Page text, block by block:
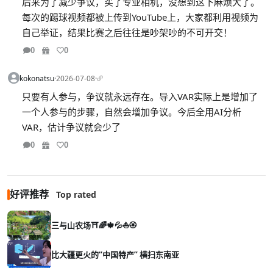
每次的踢球视频都被上传到YouTube上，大家都利用视频为
自己举证，结果比赛之后往往是吵架吵的不可开交！
0 0
kokonatsu·2026-07-08·
只要有人参与，争议就永远存在。导入VAR实际上是增加了
一个人参与的步骤，自然会增加争议。今后全用AI分析
VAR，估计争议就会少了
0 0
好评推荐 Top rated
三与山农场⛩️🌈🍁💦⛵🏵️
比大疆更火的“中国特产” 横扫东南亚